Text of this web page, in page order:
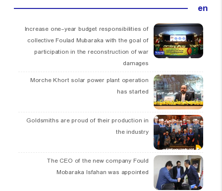
en
Increase one-year budget responsibilities of
collective Foulad Mubaraka with the goal of
participation in the reconstruction of war
damages
Morche Khort solar power plant operation
has started
Goldsmiths are proud of their production in
the industry
The CEO of the new company Fould
Mobaraka Isfahan was appointed